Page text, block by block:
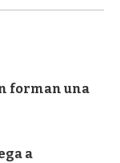
forman una
a